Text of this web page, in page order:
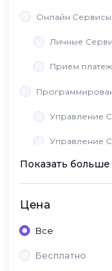
Онлайн Сервисы
Личные
Прием
Управление
Управление
Вайб Кодинг
Показать больше
Цена
Все
Бесплатно